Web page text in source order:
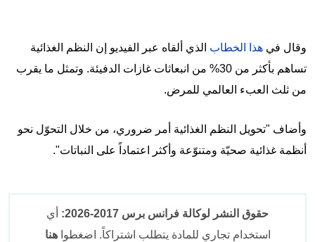
وقال في هذا الخطاب الذي ألقاه عبر الفيديو إن النظم الغذائية
تساهم بأكثر من 30% من انبعاثات غازات الدفيئة. وتمثل ما يقرب
من ثلث العبء العالمي للمرض.
وأضاف "تحويل النظم الغذائية أمر ضروري، من خلال التحوّل نحو
أنظمة غذائية صحيّة ومتنوّعة وأكثر اعتماداً على النباتات".
حقوق النشر لوكالة فرانس برس 2017-2026:
أي
استخدام تجاري للمادة يتطلب اشتراكاً. اضغطواهنا